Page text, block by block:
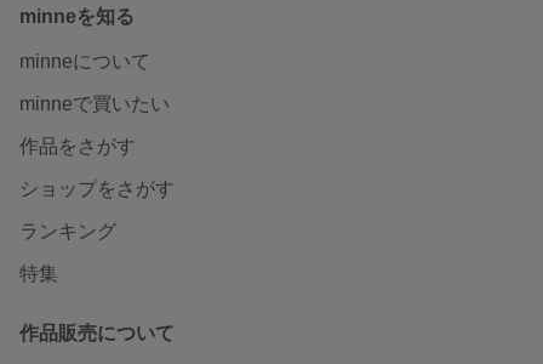
minneを知る
minneについて
minneで買いたい
作品をさがす
ショップをさがす
ランキング
特集
作品販売について